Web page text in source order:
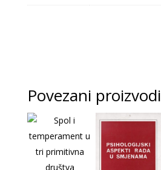
Povezani proizvodi